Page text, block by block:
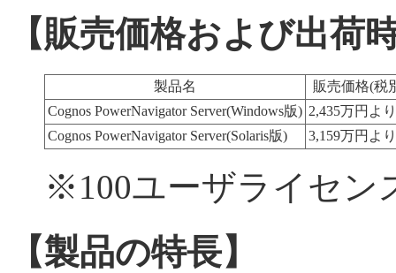
【販売価格および出荷
製品名
販売価格(税
Cognos PowerNavigator Server(Windows版) 2,435万円よ
Cognos PowerNavigator Server(Solaris版)
3,159万円よ
※100ユーザライセン
【製品の特長】